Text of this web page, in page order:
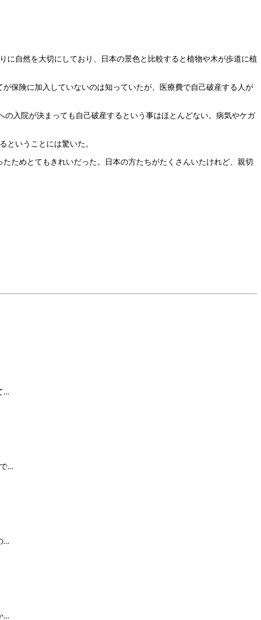
自然を大切にしており、日本の景色と比較すると植物や木が歩道に植
保険に加入していないのは知っていたが、医療費で自己破産する人が
入院が決まっても自己破産するという事はほとんどない。病気やケガ
ということには驚いた。
ためとてもきれいだった。日本の方たちがたくさんいたけれど、親切
...
...
...
...